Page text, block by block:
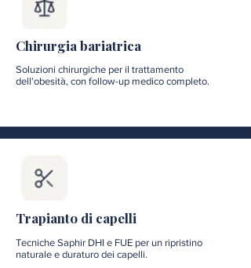
Chirurgia bariatrica
Soluzioni chirurgiche per il trattamento
dell'obesità, con follow-up medico completo.
Trapianto di capelli
Tecniche Saphir DHI e FUE per un ripristino
naturale e duraturo dei capelli.